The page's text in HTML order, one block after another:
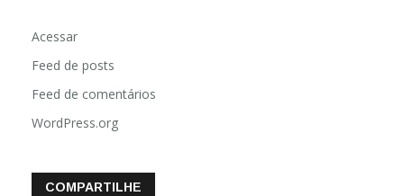
Acessar
Feed de posts
Feed de comentários
WordPress.org
COMPARTILHE